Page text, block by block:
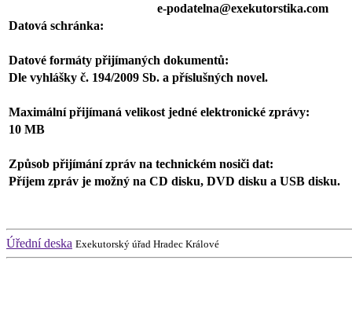
e-podatelna@exekutorstika.com
Datová schránka:
Datové formáty přijímaných dokumentů:
Dle vyhlášky č. 194/2009 Sb. a příslušných novel.
Maximální přijímaná velikost jedné elektronické zprávy:
10 MB
Způsob přijímání zpráv na technickém nosiči dat:
Příjem zpráv je možný na CD disku, DVD disku a USB disku.
Úřední deska Exekutorský úřad Hradec Králové